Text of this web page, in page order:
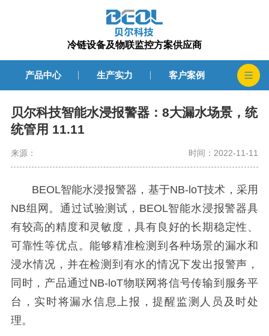
冷链设备及物联监控方案供应商
产品中心 生产实力 客户案例
贝尔科技智能水浸报警器：8大漏水场景，统
统管用 11.11
来源： 时间：2022-11-11
BEOL智能水浸报警器，基于NB-loT技术，采用
NB组网。通过试验测试，BEOL智能水浸报警器具
有较高的精度和灵敏度，具有良好的长期稳定性、
可靠性等优点。能够精准检测到各种场景的漏水和
浸水情况，并在检测到有水的情况下发出报警声，
同时，产品通过NB-loT物联网将信号传输到服务平
台，实时将漏水信息上报，提醒监测人员及时处
理。